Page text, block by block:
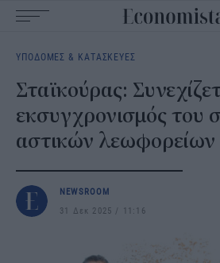
navigation
ΥΠΟΔΟΜΕΣ & ΚΑΤΑΣΚΕΥΕΣ
Σταϊκούρας:
εκσυγχρονισμός του
αστικών λεωφορείων
NEWSROOM
31 Δεκ 2025
11:16